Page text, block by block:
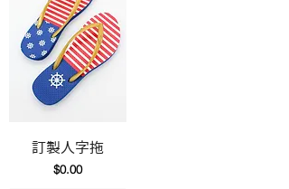
訂製人字拖
價格
$0.00